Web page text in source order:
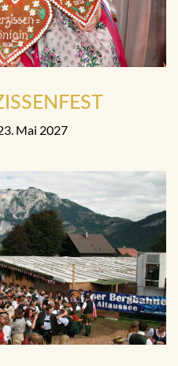
Mai 2027